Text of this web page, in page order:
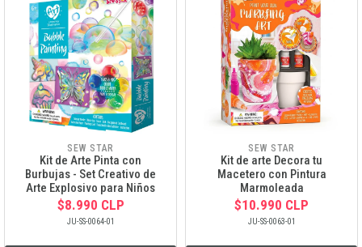
SEW STAR
Kit de Arte Pinta con
Burbujas - Set Creativo de
Arte Explosivo para Niños
$8.990 CLP
JU-SS-0064-01
SEW STAR
Kit de arte Decora tu
Macetero con Pintura
Marmoleada
$10.990 CLP
JU-SS-0063-01